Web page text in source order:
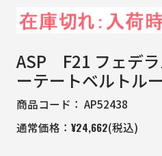
ASP F21 フェデラ
ーテートベルトル
商品コード： AP52438
通常価格： ¥24,662(税込)